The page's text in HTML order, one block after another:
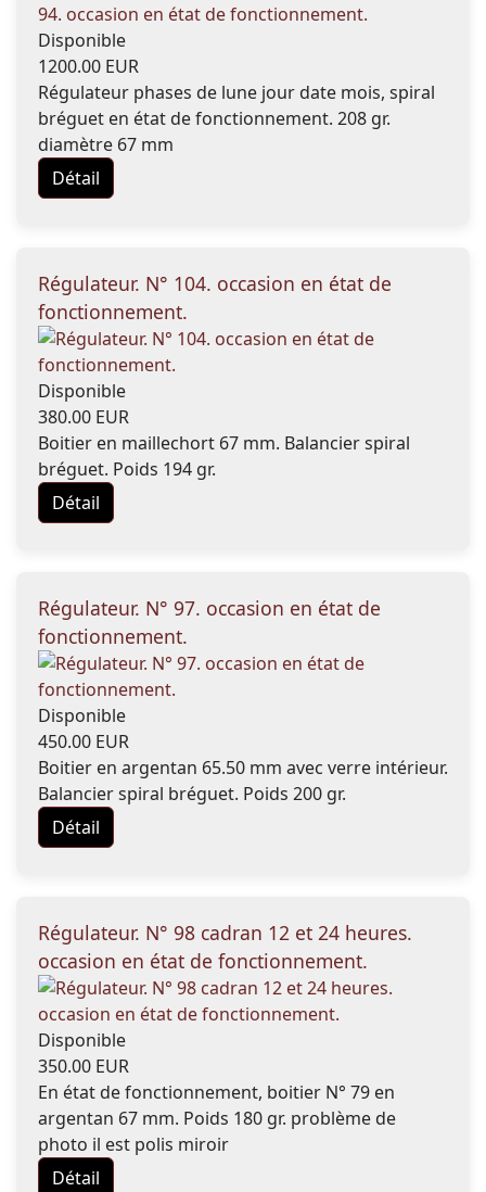
Disponible
1200.00 EUR
Régulateur phases de lune jour date mois, spiral
bréguet en état de fonctionnement. 208 gr.
diamètre 67 mm
Détail
Régulateur. N° 104. occasion en état de
fonctionnement.
Disponible
380.00 EUR
Boitier en maillechort 67 mm. Balancier spiral
bréguet. Poids 194 gr.
Détail
Régulateur. N° 97. occasion en état de
fonctionnement.
Disponible
450.00 EUR
Boitier en argentan 65.50 mm avec verre intérieur.
Balancier spiral bréguet. Poids 200 gr.
Détail
Régulateur. N° 98 cadran 12 et 24 heures.
occasion en état de fonctionnement.
Disponible
350.00 EUR
En état de fonctionnement, boitier N° 79 en
argentan 67 mm. Poids 180 gr. problème de
photo il est polis miroir
Détail